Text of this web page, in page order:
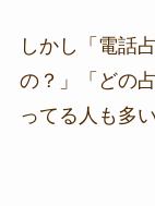
しかし「電話
の？」「どの
ってる人も多